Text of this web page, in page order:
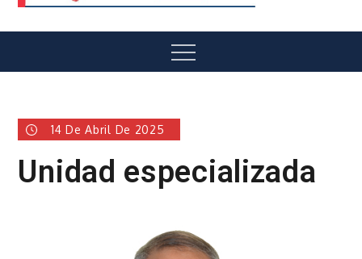
Menu
14 De Abril De 2025
Unidad especializada